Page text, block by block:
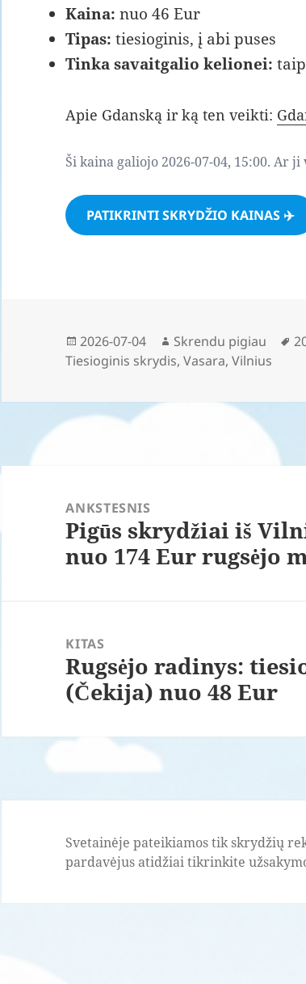
Kaina: nuo 46 Eur
Tipas: tiesioginis, į abi puses
Tinka savaitgalio kelionei: taip
Apie Gdanską ir ką ten veikti:
Ši kaina galiojo 2026-07-04, 15:00. Ar
PATIKRINTI SKRYDŽIO KAINAS ✈️
Paskelbta
2026-07-04 Autorius
Skrendu pigiau
Tiesioginis skrydis,Vasara,Vilnius
Navigacija
įrašų
ANKSTESNIS
Ankstesnis
įrašas:
Pigūs skrydžiai iš
nuo 174 Eur rugsėjo
KITAS
Paskesnis
įrašas:
Rugsėjo radinys:
(Čekija) nuo 48 Eur
Svetainėje pateikiamos tik skrydžių
pardavėjus atidžiai tikrinkite